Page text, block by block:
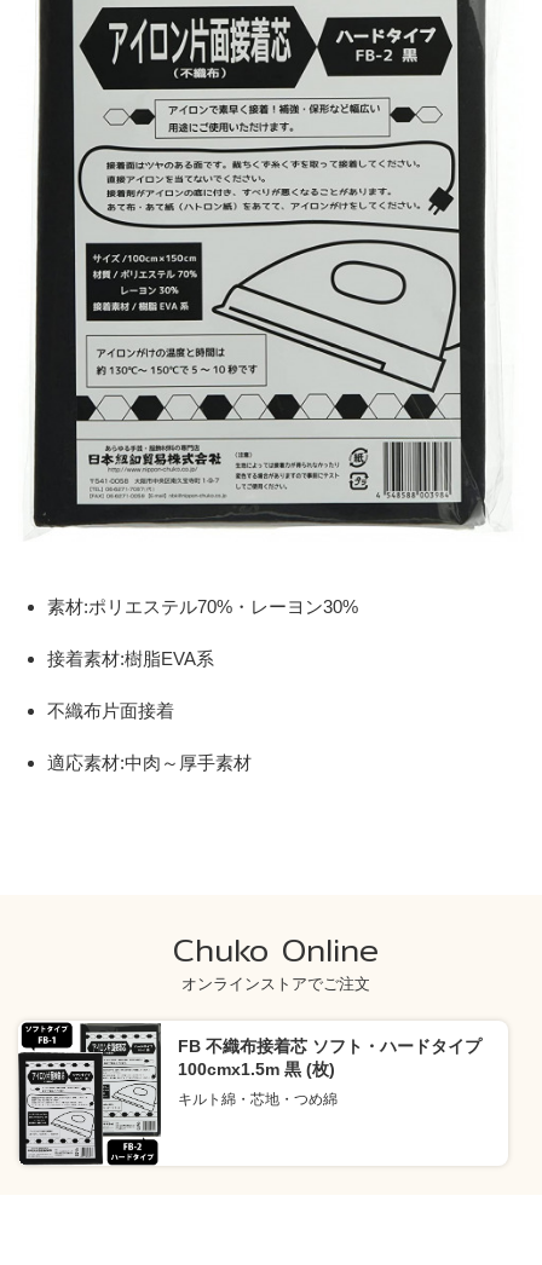
素材:ポリエステル70%・レーヨン30%
接着素材:樹脂EVA系
不織布片面接着
適応素材:中肉～厚手素材
Chuko Online
オンラインストアでご注文
FB 不織布接着芯 ソフト・ハードタイプ
100cmx1.5m 黒 (枚)
キルト綿・芯地・つめ綿